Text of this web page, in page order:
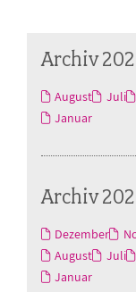
Archiv
August Juli
Januar
Archiv
Dezember
August
Juli
Januar